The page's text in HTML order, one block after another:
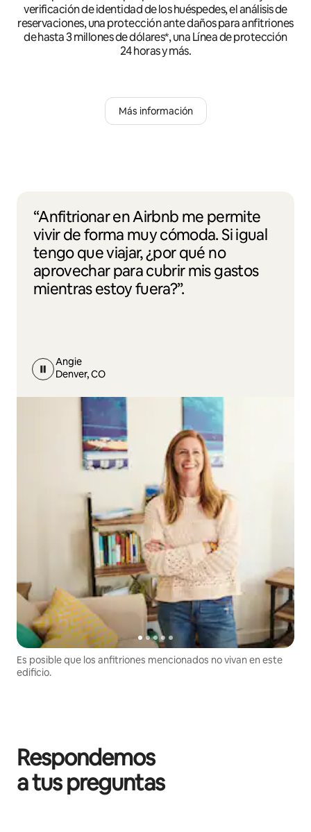
verificación de identidad de los huéspedes, el análisis de
reservaciones, una protección ante daños para anfitriones
de hasta 3 millones de dólares*, una Línea de protección
24 horas y más.
Más información
“Anfitrionar en Airbnb me permite
vivir de forma muy cómoda. Si igual
tengo que viajar, ¿por qué no
aprovechar para cubrir mis gastos
mientras estoy fuera?”.
Angie
Denver, CO
Es posible que los anfitriones mencionados no vivan en este
edificio.
Respondemos
a tus preguntas